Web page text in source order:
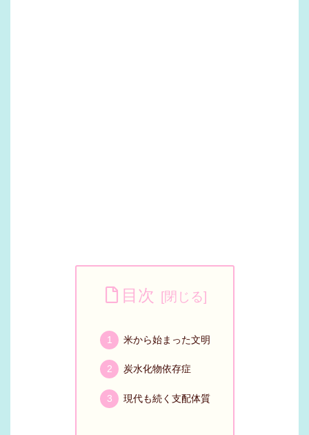
目次
米から始まった文明
炭水化物依存症
現代も続く支配体質